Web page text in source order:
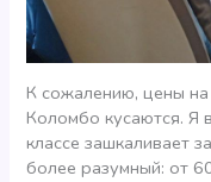
К сожалению, цены
Коломбо кусаются. Я
классе зашкаливает
более разумный: от